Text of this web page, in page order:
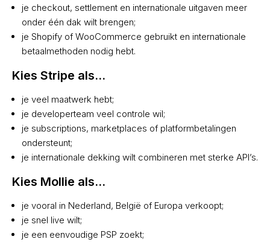
je checkout, settlement en internationale uitgaven meer
onder één dak wilt brengen;
je Shopify of WooCommerce gebruikt en internationale
betaalmethoden nodig hebt.
Kies Stripe als...
je veel maatwerk hebt;
je developerteam veel controle wil;
je subscriptions, marketplaces of platformbetalingen
ondersteunt;
je internationale dekking wilt combineren met sterke API’s.
Kies Mollie als...
je vooral in Nederland, België of Europa verkoopt;
je snel live wilt;
je een eenvoudige PSP zoekt;